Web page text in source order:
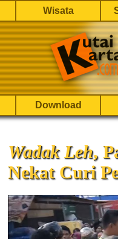
Wisata
Download
Wadak Leh,
Nekat Curi